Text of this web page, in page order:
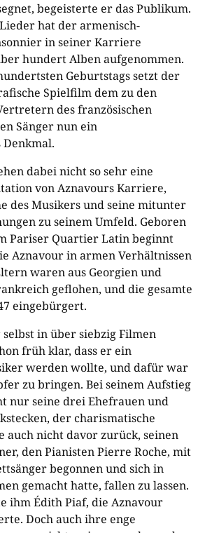
begeisterte er das Publikum.
hat der armenisch-
in seiner Karriere
hundert Alben aufgenommen.
Geburtstags setzt der
Spielfilm dem zu den
des französischen
Sänger nun ein
dabei nicht so sehr eine
von Aznavours Karriere,
des Musikers und seine mitunter
zu seinem Umfeld. Geboren
Pariser Quartier Latin beginnt
Aznavour in armen Verhältnissen
waren aus Georgien und
geflohen, und die gesamte
eingebürgert.
in über siebzig Filmen
früh klar, dass er ein
werden wollte, und dafür war
zu bringen. Bei seinem Aufstieg
nur seine drei Ehefrauen und
der charismatische
auch nicht davor zurück, seinen
den Pianisten Pierre Roche, mit
begonnen und sich in
gemacht hatte, fallen zu lassen.
ihm Édith Piaf, die Aznavour
Doch auch ihre enge